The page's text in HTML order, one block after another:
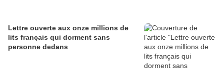
Lettre ouverte aux onze millions de
lits français qui dorment sans
personne dedans